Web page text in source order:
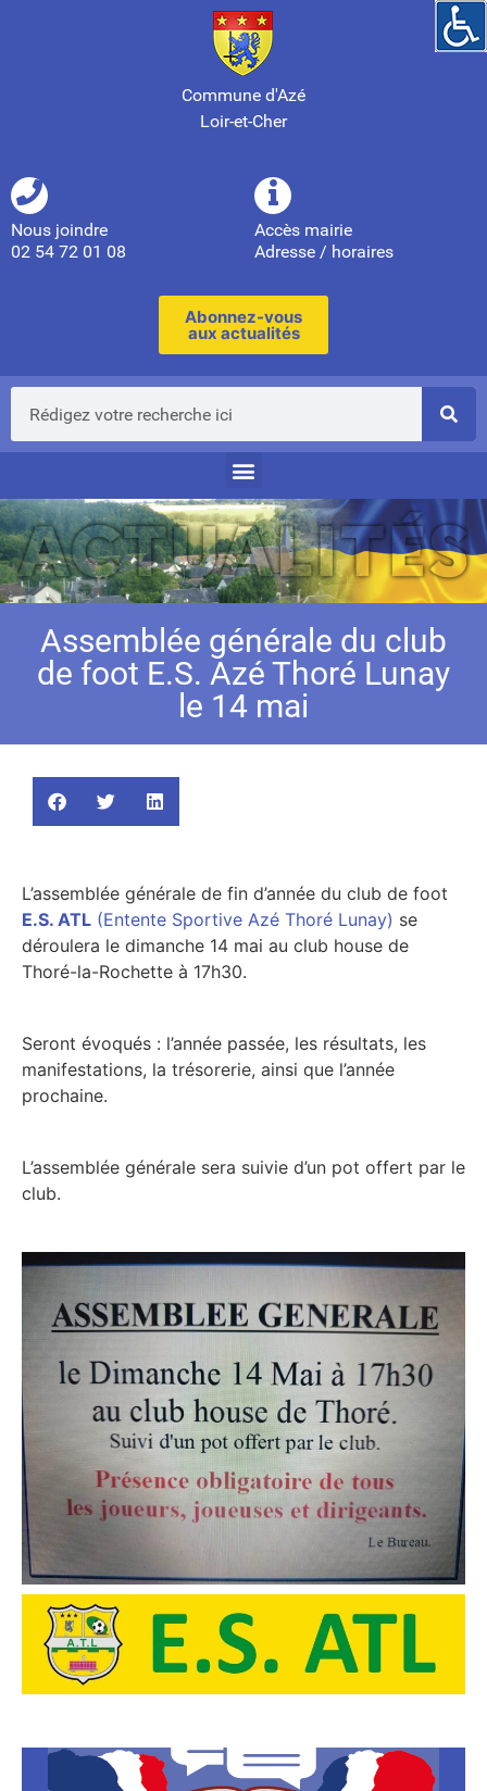
Commune d'Azé
Loir-et-Cher
Nous joindre
02 54 72 01 08
Accès mairie
Adresse / horaires
Abonnez-vous
aux actualités
Assemblée générale du club
de foot E.S. Azé Thoré Lunay
le 14 mai
L’assemblée générale de fin d’année du club de foot
E.S. ATL (Entente Sportive Azé Thoré Lunay) se
déroulera le dimanche 14 mai au club house de
Thoré-la-Rochette à 17h30.
Seront évoqués : l’année passée, les résultats, les
manifestations, la trésorerie, ainsi que l’année
prochaine.
L’assemblée générale sera suivie d’un pot offert par le
club.